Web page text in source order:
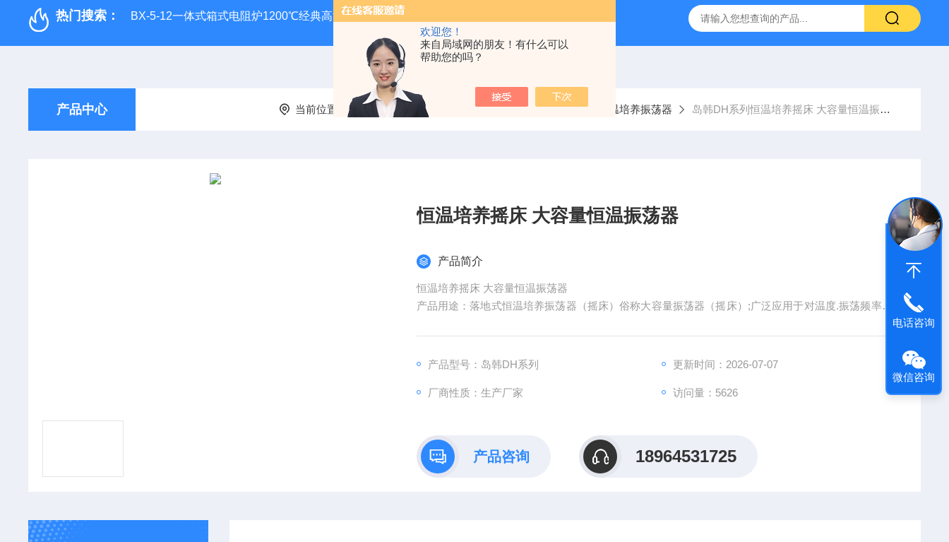
欢迎您！
来自局域网的朋友！有什么可以
帮助您的吗？
热门搜索： BX-5-12一体式箱式电阻炉1200℃经典高温马弗炉 BX-12-12H灰分含量测定马弗炉1200度电炉灰分测定仪 GDJ6010高低温交变试验箱daohan冷热交变测试箱
产品中心 当前位置： 首页 产品中心 恒温培养振荡器系列 落地式恒温培养振荡器 岛韩DH系列恒温培养摇床 大容量恒温振荡器
恒温培养摇床 大容量恒温振荡器
产品简介
恒温培养摇床 大容量恒温振荡器
产品用途：落地式恒温培养振荡器（摇床）俗称大容量振荡器（摇床）;广泛应用于对温度.振荡频率有
产品型号：岛韩DH系列
更新时间：2026-07-07
厂商性质：生产厂家 访问量：5626
产品咨询 18964531725
电话咨询
微信咨询